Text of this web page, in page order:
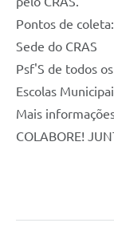
Pontos de coleta:
Sede do CRAS
Psf'S de todos
Escolas
Mais
COLABORE!